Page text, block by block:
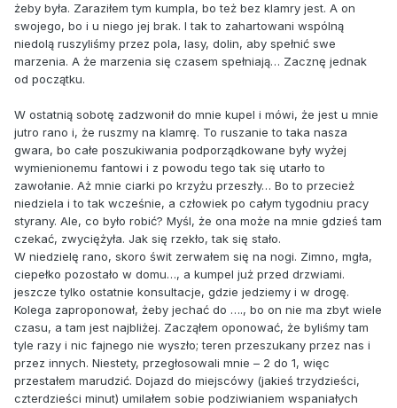
żeby była. Zaraziłem tym kumpla, bo też bez klamry jest. A on
swojego, bo i u niego jej brak. I tak to zahartowani wspólną
niedolą ruszyliśmy przez pola, lasy, dolin, aby spełnić swe
marzenia. A że marzenia się czasem spełniają… Zacznę jednak
od początku.
W ostatnią sobotę zadzwonił do mnie kupel i mówi, że jest u mnie
jutro rano i, że ruszmy na klamrę. To ruszanie to taka nasza
gwara, bo całe poszukiwania podporządkowane były wyżej
wymienionemu fantowi i z powodu tego tak się utarło to
zawołanie. Aż mnie ciarki po krzyżu przeszły… Bo to przecież
niedziela i to tak wcześnie, a człowiek po całym tygodniu pracy
styrany. Ale, co było robić? Myśl, że ona może na mnie gdzieś tam
czekać, zwyciężyła. Jak się rzekło, tak się stało.
W niedzielę rano, skoro świt zerwałem się na nogi. Zimno, mgła,
ciepełko pozostało w domu…, a kumpel już przed drzwiami.
jeszcze tylko ostatnie konsultacje, gdzie jedziemy i w drogę.
Kolega zaproponował, żeby jechać do …., bo on nie ma zbyt wiele
czasu, a tam jest najbliżej. Zacząłem oponować, że byliśmy tam
tyle razy i nic fajnego nie wyszło; teren przeszukany przez nas i
przez innych. Niestety, przegłosowali mnie – 2 do 1, więc
przestałem marudzić. Dojazd do miejscówy (jakieś trzydzieści,
czterdzieści minut) umilałem sobie podziwianiem wspaniałych